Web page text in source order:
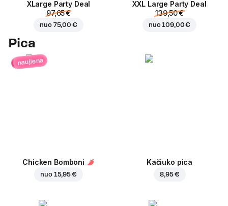
ХLarge Party Deal
97,65 €
nuo 75,00 €
XXL Large Party Deal
139,50 €
nuo109,00 €
Pica
naujiena
Chicken Bomboni
nuo 15,95 €
Kačiuko pica
8,95 €